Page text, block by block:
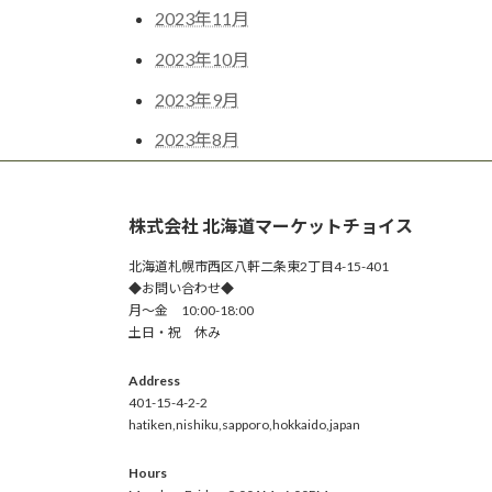
2023年11月
2023年10月
2023年9月
2023年8月
株式会社 北海道マーケットチョイス
北海道札幌市西区八軒二条東2丁目4-15-401
◆お問い合わせ◆
月～金 10:00-18:00
土日・祝 休み
Address
401-15-4-2-2
hatiken,nishiku,sapporo,hokkaido,japan
Hours